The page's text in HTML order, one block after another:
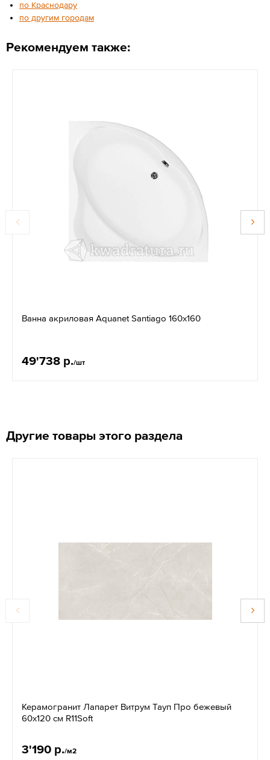
по Краснодару
по другим городам
Рекомендуем также:
Ванна акриловая Aquanet Santiago 160х160
49'738 р./шт
Другие товары этого раздела
Керамогранит Лапарет Витрум Тауп Про бежевый
60x120 см R11Soft
3'190 р./м2